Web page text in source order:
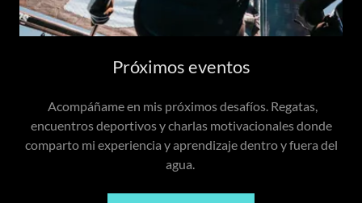
Próximos eventos
Acompáñame en mis próximos desafíos. Regatas,
encuentros deportivos y charlas motivacionales donde
comparto mi experiencia y aprendizaje dentro y fuera del
agua.